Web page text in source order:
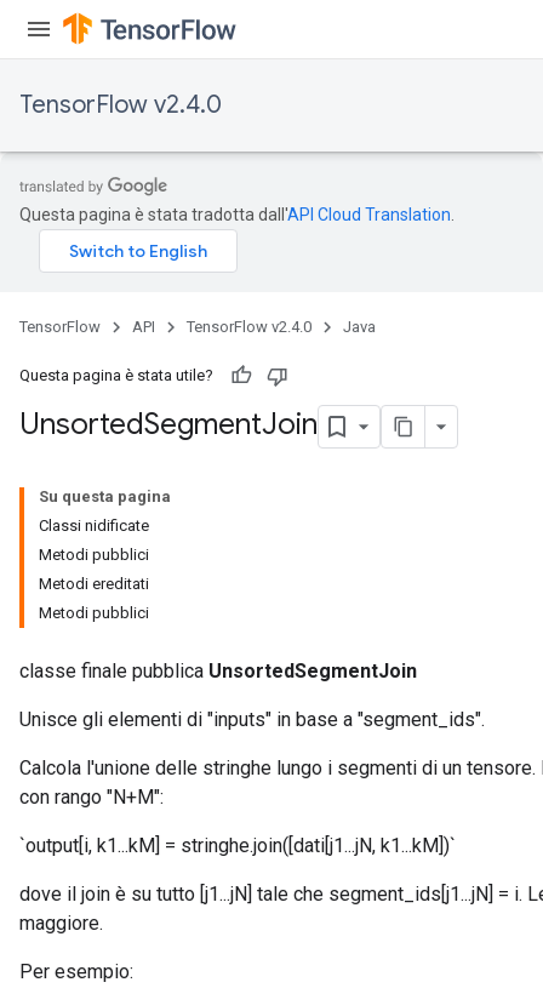
TensorFlow v2.4.0
Questa pagina è stata tradotta dall'API Cloud Translation
TensorFlow API TensorFlow v2.4.0 Java
Questa pagina è stata utile?
UnsortedSegmentJoin
Su questa pagina
Classi nidificate
Metodi pubblici
Metodi ereditati
Metodi pubblici
classe finale pubblica UnsortedSegmentJoin
Unisce gli elementi di "inputs" in base a "segment_ids".
Calcola l'unione delle stringhe lungo i segmenti di un
con rango "N+M":
`output[i, k1...kM] = stringhe.join([dati[j1...jN, k1...kM])`
dove il join è su tutto [j1...jN] tale che segment_ids[j1...jN] = i.
maggiore.
Per esempio: